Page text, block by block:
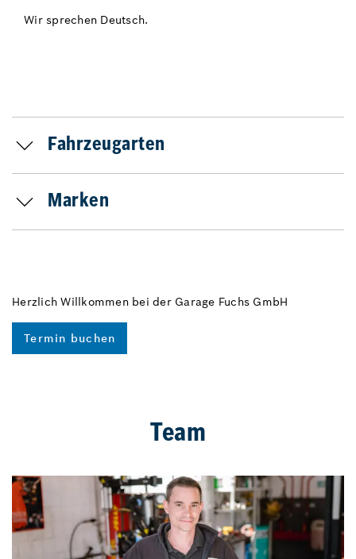
Wir sprechen Deutsch.
Fahrzeugarten
Marken
Herzlich Willkommen bei der Garage Fuchs GmbH
Termin buchen
Team